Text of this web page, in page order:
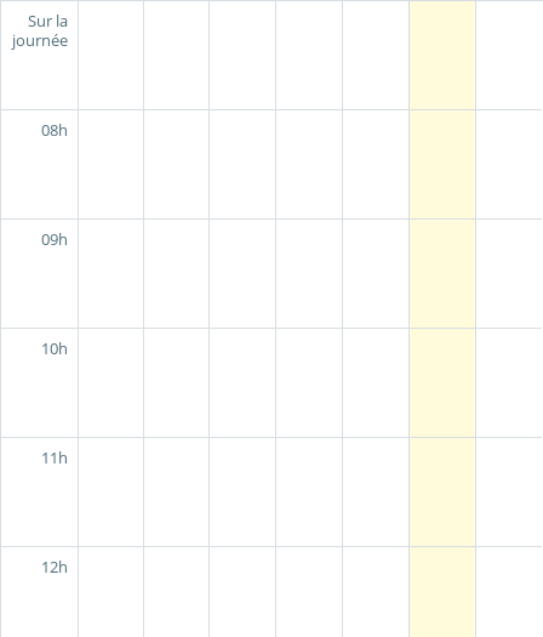
Sur la
journée
08h
09h
10h
11h
12h